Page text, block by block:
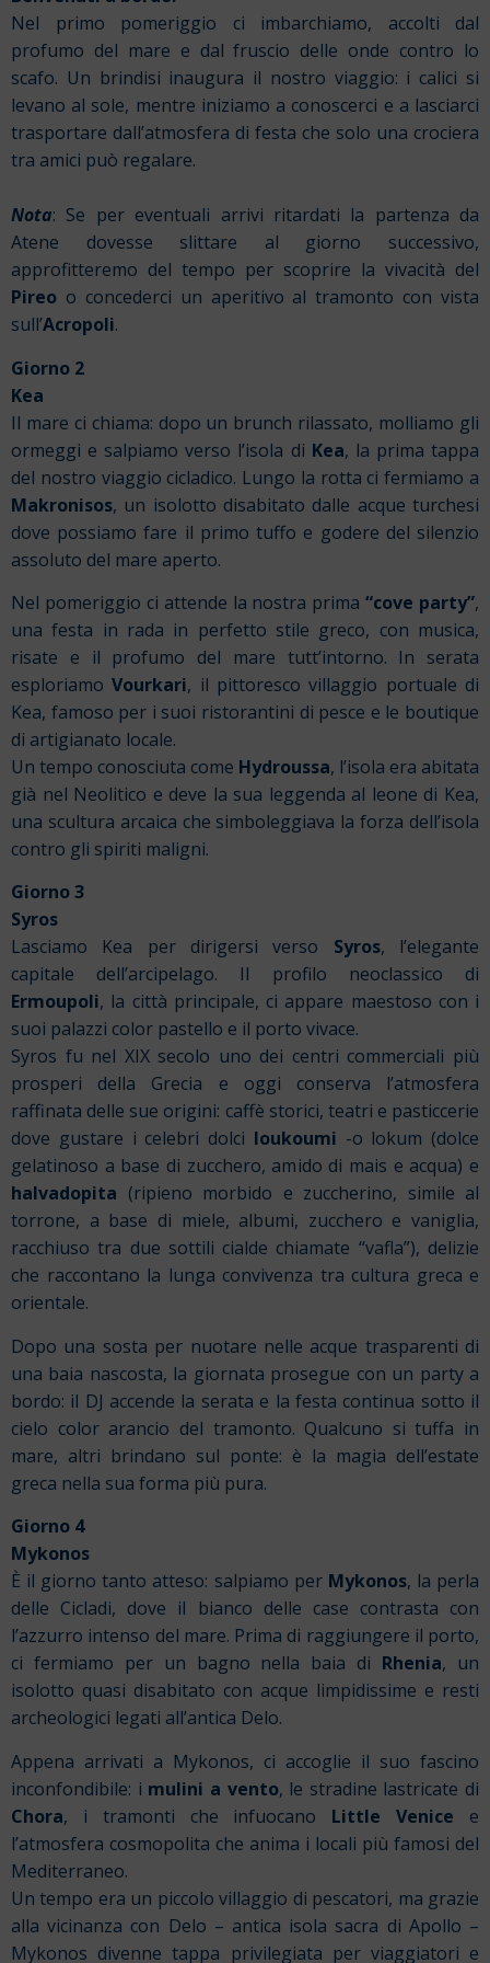
Nel primo pomeriggio ci imbarchiamo, accolti dal
profumo del mare e dal fruscio delle onde contro lo
scafo. Un brindisi inaugura il nostro viaggio: i calici si
levano al sole, mentre iniziamo a conoscerci e a lasciarci
trasportare dall’atmosfera di festa che solo una crociera
tra amici può regalare.
Nota: Se per eventuali arrivi ritardati la partenza da
Atene dovesse slittare al giorno successivo,
approfitteremo del tempo per scoprire la vivacità del
Pireo o concederci un aperitivo al tramonto con vista
sull’Acropoli.
Giorno 2
Kea
Il mare ci chiama: dopo un brunch rilassato, molliamo gli
ormeggi e salpiamo verso l’isola di Kea, la prima tappa
del nostro viaggio cicladico. Lungo la rotta ci fermiamo a
Makronisos, un isolotto disabitato dalle acque turchesi
dove possiamo fare il primo tuffo e godere del silenzio
assoluto del mare aperto.
Nel pomeriggio ci attende la nostra prima“cove party”,
una festa in rada in perfetto stile greco, con musica,
risate e il profumo del mare tutt’intorno. In serata
esploriamoVourkari, il pittoresco villaggio portuale di
Kea, famoso per i suoi ristorantini di pesce e le boutique
di artigianato locale.
Un tempo conosciuta come Hydroussa, l’isola era abitata
già nel Neolitico e deve la sua leggenda al leone di Kea,
una scultura arcaica che simboleggiava la forza dell’isola
contro gli spiriti maligni.
Giorno 3
Syros
Lasciamo Kea per dirigersi verso Syros, l’elegante
capitale dell’arcipelago. Il profilo neoclassico di
Ermoupoli, la città principale, ci appare maestoso con i
suoi palazzi color pastello e il porto vivace.
Syros fu nel XIX secolo uno dei centri commerciali più
prosperi della Grecia e oggi conserva l’atmosfera
raffinata delle sue origini: caffè storici, teatri e pasticcerie
dove gustare i celebri dolci loukoumi -o lokum (dolce
gelatinoso a base di zucchero, amido di mais e acqua) e
halvadopita (ripieno morbido e zuccherino, simile al
torrone, a base di miele, albumi, zucchero e vaniglia,
racchiuso tra due sottili cialde chiamate “vafla”), delizie
che raccontano la lunga convivenza tra cultura greca e
orientale.
Dopo una sosta per nuotare nelle acque trasparenti di
una baia nascosta, la giornata prosegue con un party a
bordo: il DJ accende la serata e la festa continua sotto il
cielo color arancio del tramonto. Qualcuno si tuffa in
mare, altri brindano sul ponte: è la magia dell’estate
greca nella sua forma più pura.
Giorno 4
Mykonos
È il giorno tanto atteso: salpiamo per Mykonos, la perla
delle Cicladi, dove il bianco delle case contrasta con
l’azzurro intenso del mare. Prima di raggiungere il porto,
ci fermiamo per un bagno nella baia di Rhenia, un
isolotto quasi disabitato con acque limpidissime e resti
archeologici legati all’antica Delo.
Appena arrivati a Mykonos, ci accoglie il suo fascino
inconfondibile: i mulini a vento, le stradine lastricate di
Chora, i tramonti che infuocano Little Venice e
l’atmosfera cosmopolita che anima i locali più famosi del
Mediterraneo.
Un tempo era un piccolo villaggio di pescatori, ma grazie
alla vicinanza con Delo – antica isola sacra di Apollo –
Mykonos divenne tappa privilegiata per viaggiatori e